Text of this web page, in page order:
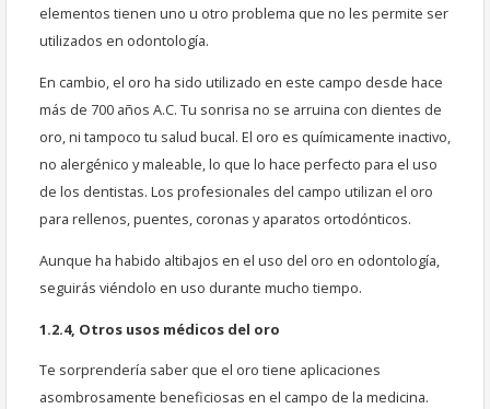
elementos tienen uno u otro problema que no les permite ser
utilizados en odontología.
En cambio, el oro ha sido utilizado en este campo desde hace
más de 700 años A.C. Tu sonrisa no se arruina con dientes de
oro, ni tampoco tu salud bucal. El oro es químicamente inactivo,
no alergénico y maleable, lo que lo hace perfecto para el uso
de los dentistas. Los profesionales del campo utilizan el oro
para rellenos, puentes, coronas y aparatos ortodónticos.
Aunque ha habido altibajos en el uso del oro en odontología,
seguirás viéndolo en uso durante mucho tiempo.
1.2.4, Otros usos médicos del oro
Te sorprendería saber que el oro tiene aplicaciones
asombrosamente beneficiosas en el campo de la medicina.